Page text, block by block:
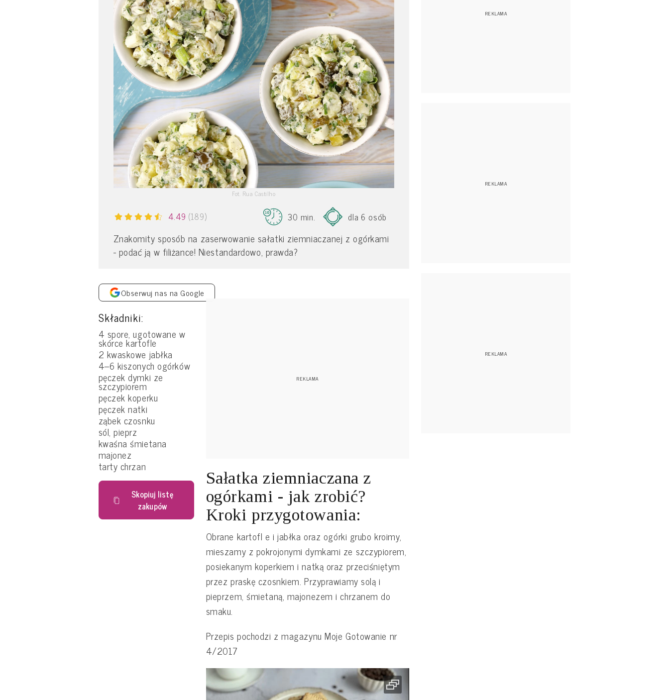
Fot. Rua Castilho
4.49 (189) 30 min. dla 6 osób
Znakomity sposób na zaserwowanie sałatki ziemniaczanej z ogórkami
- podać ją w filiżance! Niestandardowo, prawda?
Obserwuj nas na Google
Składniki:
4 spore, ugotowane w
skórce kartofle
2 kwaskowe jabłka
4–6 kiszonych ogórków
pęczek dymki ze
szczypiorem
pęczek koperku
pęczek natki
ząbek czosnku
sól, pieprz
kwaśna śmietana
majonez
tarty chrzan
Skopiuj listę
zakupów
Sałatka ziemniaczana z
ogórkami - jak zrobić?
Kroki przygotowania:
Obrane kartofl e i jabłka oraz ogórki grubo kroimy,
mieszamy z pokrojonymi dymkami ze szczypiorem,
posiekanym koperkiem i natką oraz przeciśniętym
przez praskę czosnkiem. Przyprawiamy solą i
pieprzem, śmietaną, majonezem i chrzanem do
smaku.
Przepis pochodzi z magazynu Moje Gotowanie nr
4/2017